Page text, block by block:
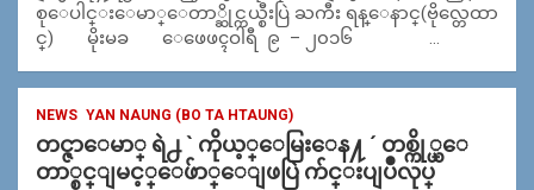
စုေပါင္းေမာ္ေတာ္ဆိုင္ကယ္စီးပြဲ ႀကီး ရန္ေနာင္(ဗိုလ္တေထာ
င္) မိုးမခ ေဖေဖၚဝါရီ ၉ – ၂၀၁၆ …
NEWS YAN NAUNG (BO TA HTAUNG)
တင္ဇာေမာ္ ရဲ႕ ` ကိုယ့္ေမြးေန႔ ´ တစ္ကို္ယ္ေ
တာ္စင္ျမင့္ေဖ်ာ္ေျဖပြဲ က်င္းပျပဳလုပ္